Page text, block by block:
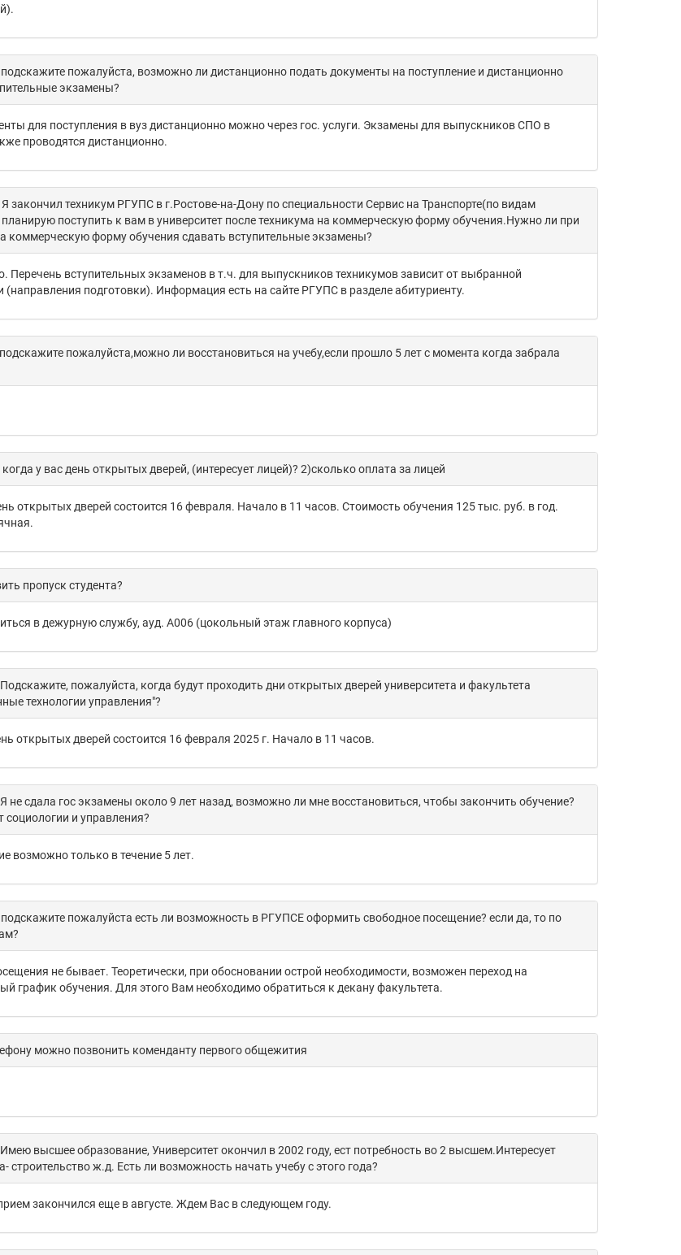
подскажите пожалуйста, возможно ли дистанционно подать документы на поступление и дистанционно
экзамены?
для поступления в вуз дистанционно можно через гос. услуги. Экзамены для выпускников СПО в
проводятся дистанционно.
Я закончил техникум РГУПС в г.Ростове-на-Дону по специальности Сервис на Транспорте(по видам
поступить к вам в университет после техникума на коммерческую форму обучения.Нужно ли при
коммерческую форму обучения сдавать вступительные экзамены?
Перечень вступительных экзаменов в т.ч. для выпускников техникумов зависит от выбранной
(направления подготовки). Информация есть на сайте РГУПС в разделе абитуриенту.
пожалуйста,можно ли восстановиться на учебу,если прошло 5 лет с момента когда забрала
у вас день открытых дверей, (интересует лицей)? 2)сколько оплата за лицей
открытых дверей состоится 16 февраля. Начало в 11 часов. Стоимость обучения 125 тыс. руб. в год.
пропуск студента?
в дежурную службу, ауд. А006 (цокольный этаж главного корпуса)
пожалуйста, когда будут проходить дни открытых дверей университета и факультета
технологии управления"?
открытых дверей состоится 16 февраля 2025 г. Начало в 11 часов.
не сдала гос экзамены около 9 лет назад, возможно ли мне восстановиться, чтобы закончить обучение?
социологии и управления?
возможно только в течение 5 лет.
подскажите пожалуйста есть ли возможность в РГУПСЕ оформить свободное посещение? если да, то по
не бывает. Теоретически, при обосновании острой необходимости, возможен переход на
график обучения. Для этого Вам необходимо обратиться к декану факультета.
можно позвонить коменданту первого общежития
высшее образование, Университет окончил в 2002 году, ест потребность во 2 высшем.Интересует
строительство ж.д. Есть ли возможность начать учебу с этого года?
закончился еще в августе. Ждем Вас в следующем году.